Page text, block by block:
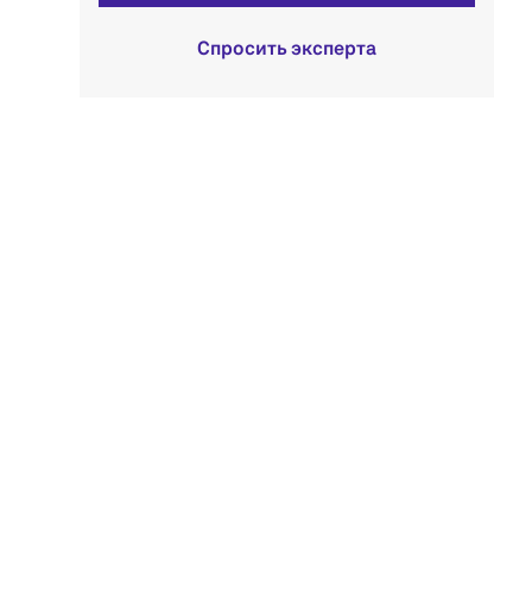
Спросить эксперта